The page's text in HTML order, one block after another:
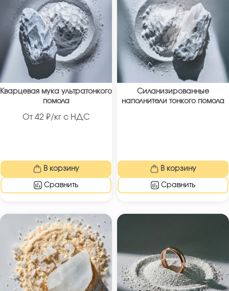
Кварцевая мука ультратонкого
помола
От 42 ₽/кг с НДС
В корзину
Сравнить
Силанизированные
наполнители тонкого помола
В корзину
Сравнить